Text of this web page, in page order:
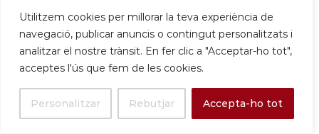
Utilitzem cookies per millorar la teva experiència de
navegació, publicar anuncis o contingut personalitzats i
analitzar el nostre trànsit. En fer clic a "Acceptar-ho tot",
acceptes l'ús que fem de les cookies.
Personalitzar Rebutjar Accepta-ho tot
|30/10/25|Sant Boi impulsa la inclusió laboral
de persones amb TEA amb un programa
pioner a Catalunya | Sant Boi ha culminat amb
èxit el programa ‘Talents en Acció (TEA)’, una
iniciativa innovadora per a la inclusió. | Línia Mar |